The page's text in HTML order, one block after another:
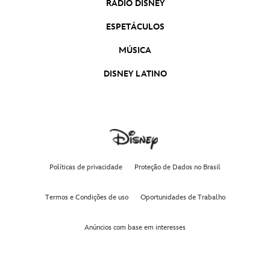
RÁDIO DISNEY
ESPETÁCULOS
MÚSICA
DISNEY LATINO
Políticas de privacidade Proteção de Dados no Brasil
Termos e Condições de uso Oportunidades de Trabalho
Anúncios com base em interesses